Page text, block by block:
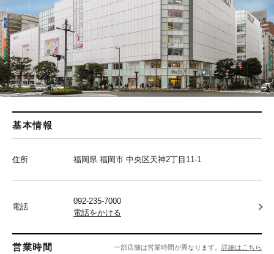
基本情報
住所 福岡県 福岡市 中央区天神2丁目11-1
電話
092-235-7000
電話をかける
営業時間 一部店舗は営業時間が異なります。 詳細はこちら